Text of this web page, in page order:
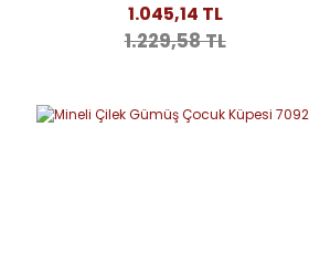
1.045,14 TL
1.229,58 TL